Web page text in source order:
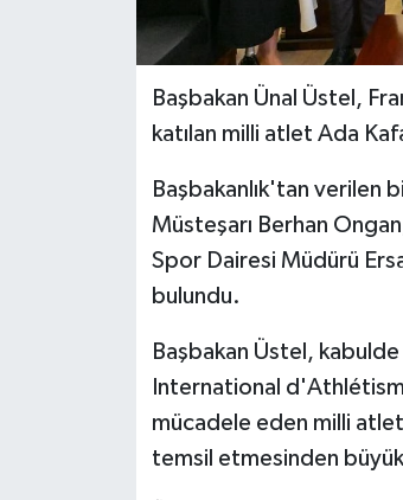
Başbakan Ünal Üstel,
katılan milli atlet Ada
Başbakanlık'tan verilen
Müsteşarı Berhan
Spor Dairesi Müdürü
bulundu.
Başbakan Üstel,
International
mücadele eden milli
temsil etmesinden büyük
MAGAZİN
Nöbetçi Eczaneler
ÖZEL HABER